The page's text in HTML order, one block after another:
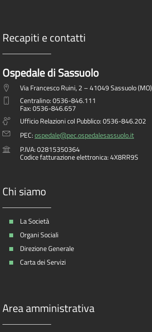
Recapiti e contatti
Ospedale di Sassuolo
Via Francesco Ruini, 2 – 41049 Sassuolo (MO)
Centralino: 0536-846.111
Fax: 0536-846.657
Ufficio Relazioni col Pubblico: 0536-846.202
PEC:ospedale@pec.ospedalesassuolo.it
P.IVA: 02815350364
Codice fatturazione elettronica: 4X8RR9S
Chi siamo
La Società
Organi Sociali
Direzione Generale
Carta dei Servizi
Area amministrativa